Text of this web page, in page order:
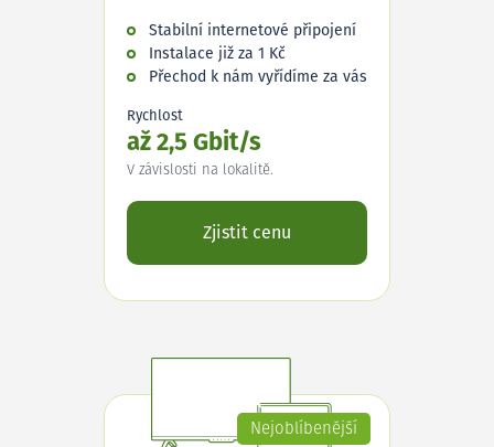
Stabilní internetové připojení
Instalace již za 1 Kč
Přechod k nám vyřídíme za vás
Rychlost
až 2,5 Gbit/s
V závislosti na lokalitě.
Zjistit cenu
Nejoblíbenější